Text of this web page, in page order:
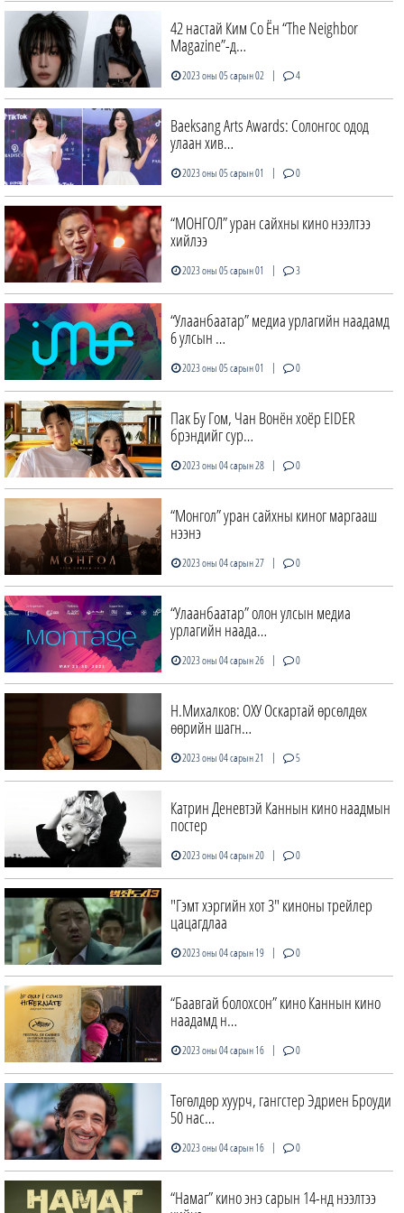
42 настай Ким Со Ён “The Neighbor
Magazine”-д…
2023 оны 05 сарын 02 | 4
Baeksang Arts Awards: Солонгос одод
улаан хив…
2023 оны 05 сарын 01 | 0
“МОНГОЛ” уран сайхны кино нээлтээ
хийлээ
2023 оны 05 сарын 01 | 3
“Улаанбаатар” медиа урлагийн наадамд
6 улсын …
2023 оны 05 сарын 01 | 0
Пак Бу Гом, Чан Вонён хоёр EIDER
брэндийг сур…
2023 оны 04 сарын 28 | 0
“Монгол” уран сайхны киног маргааш
нээнэ
2023 оны 04 сарын 27 | 0
“Улаанбаатар” олон улсын медиа
урлагийн наада…
2023 оны 04 сарын 26 | 0
Н.Михалков: ОХУ Оскартай өрсөлдөх
өөрийн шагн…
2023 оны 04 сарын 21 | 5
Катрин Деневтэй Каннын кино наадмын
постер
2023 оны 04 сарын 20 | 0
"Гэмт хэргийн хот 3" киноны трейлер
цацагдлаа
2023 оны 04 сарын 19 | 0
“Баавгай болохсон” кино Каннын кино
наадамд н…
2023 оны 04 сарын 16 | 0
Төгөлдөр хуурч, гангстер Эдриен Броуди
50 нас…
2023 оны 04 сарын 16 | 0
“Намаг” кино энэ сарын 14-нд нээлтээ